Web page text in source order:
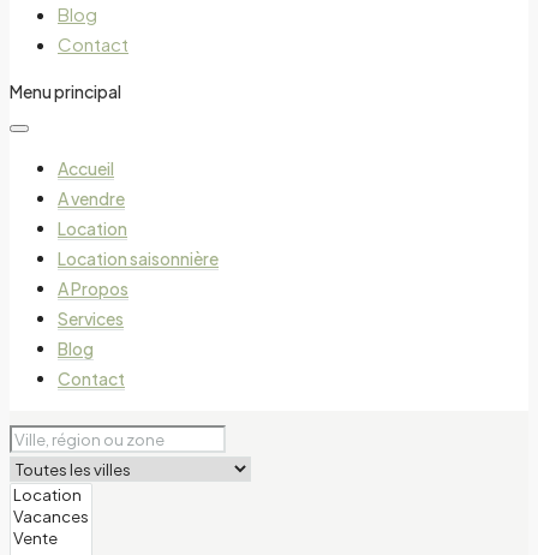
Blog
Contact
Menu principal
Accueil
A vendre
Location
Location saisonnière
A Propos
Services
Blog
Contact